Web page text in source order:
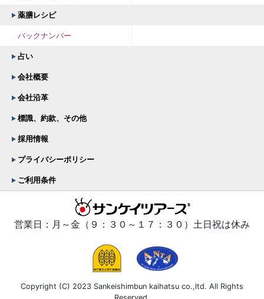
薬膳レシピ
バックナンバー
占い
会社概要
会社沿革
標識、約款、その他
採用情報
プライバシーポリシー
ご利用条件
営業日：月～金（９：３０～１７：３０）土日祝は休み
Copyright (C) 2023 Sankeishimbun kaihatsu co.,ltd. All Rights